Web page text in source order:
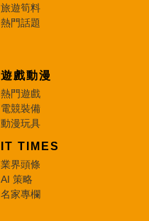
旅遊筍料
熱門話題
遊戲動漫
熱門遊戲
電競裝備
動漫玩具
IT TIMES
業界頭條
AI 策略
名家專欄